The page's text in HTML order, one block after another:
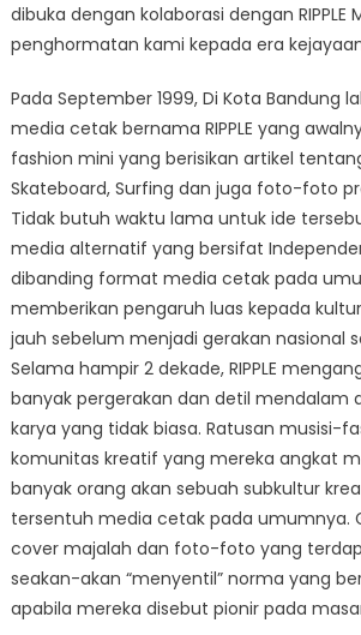
dibuka dengan kolaborasi dengan RIPPLE
penghormatan kami kepada era
Pada September 1999, Di Kota Bandung
media cetak bernama RIPPLE yang
fashion mini yang berisikan artikel
Skateboard, Surfing dan juga foto-foto
Tidak butuh waktu lama untuk ide
media alternatif yang bersifat
dibanding format media cetak pada
memberikan pengaruh luas kepada
jauh sebelum menjadi gerakan nasional
Selama hampir 2 dekade, RIPPLE
banyak pergerakan dan detil mendalam
karya yang tidak biasa. Ratusan musisi-
komunitas kreatif yang mereka angkat
banyak orang akan sebuah subkultur
tersentuh media cetak pada umumnya.
cover majalah dan foto-foto yang
seakan-akan “menyentil” norma yang
apabila mereka disebut pionir pada